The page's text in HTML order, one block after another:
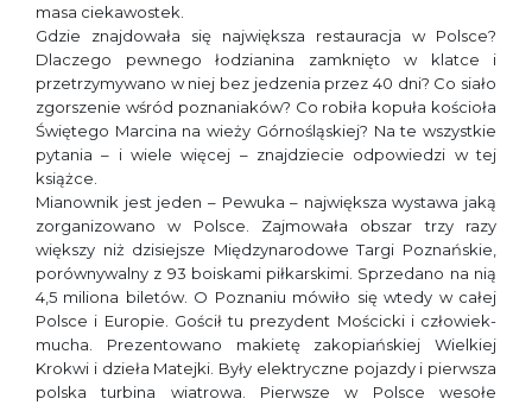
masa ciekawostek.
Gdzie znajdowała się największa restauracja w Polsce?
Dlaczego pewnego łodzianina zamknięto w klatce i
przetrzymywano w niej bez jedzenia przez 40 dni? Co siało
zgorszenie wśród poznaniaków? Co robiła kopuła kościoła
Świętego Marcina na wieży Górnośląskiej? Na te wszystkie
pytania – i wiele więcej – znajdziecie odpowiedzi w tej
książce.
Mianownik jest jeden – Pewuka – największa wystawa jaką
zorganizowano w Polsce. Zajmowała obszar trzy razy
większy niż dzisiejsze Międzynarodowe Targi Poznańskie,
porównywalny z 93 boiskami piłkarskimi. Sprzedano na nią
4,5 miliona biletów. O Poznaniu mówiło się wtedy w całej
Polsce i Europie. Gościł tu prezydent Mościcki i człowiek-
mucha. Prezentowano makietę zakopiańskiej Wielkiej
Krokwi i dzieła Matejki. Były elektryczne pojazdy i pierwsza
polska turbina wiatrowa. Pierwsze w Polsce wesołe